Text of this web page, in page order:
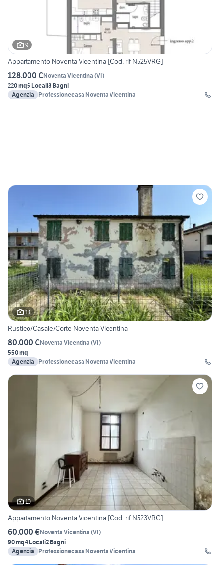
9
Appartamento Noventa Vicentina [Cod. rif N525VRG]
128.000 €Noventa Vicentina (VI)
220 mq5 Locali3 Bagni
Agenzia
Professionecasa Noventa Vicentina
13
Rustico/Casale/Corte Noventa Vicentina
80.000 €Noventa Vicentina (VI)
550 mq
Agenzia
Professionecasa Noventa Vicentina
10
Appartamento Noventa Vicentina [Cod. rif N523VRG]
60.000 €Noventa Vicentina (VI)
90 mq4 Locali2 Bagni
Agenzia
Professionecasa Noventa Vicentina